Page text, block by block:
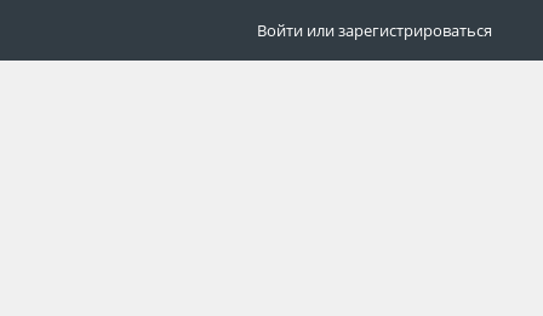
Войти или зарегистрироваться